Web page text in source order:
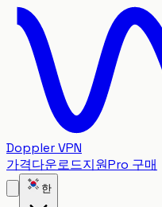
Doppler VPN
가격다운로드지원Pro 구매
한